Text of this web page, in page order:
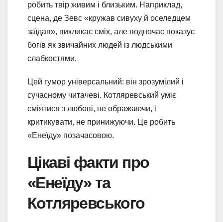
робить твір живим і близьким. Наприклад,
сцена, де Зевс «кружав сивуху й оселедцем
заїдав», викликає сміх, але водночас показує
богів як звичайних людей із людськими
слабкостями.
Цей гумор універсальний: він зрозумілий і
сучасному читачеві. Котляревський уміє
сміятися з любові, не ображаючи, і
критикувати, не принижуючи. Це робить
«Енеїду» позачасовою.
Цікаві факти про
«Енеїду» та
Котляревського